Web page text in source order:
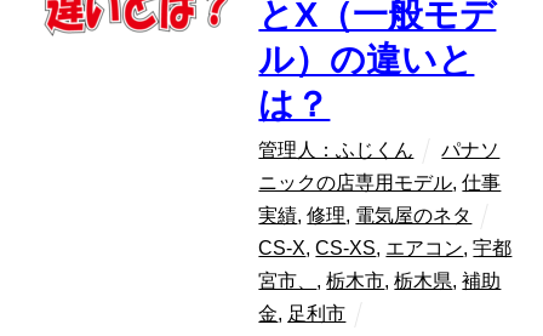
とX（一般モデ
ル）の違いと
は？
管理人：ふじくん
パナソ
ニックの店専用モデル,仕事
実績,修理, 電気屋のネタ
CS-X,CS-XS, エアコン,宇都
宮市、 ,栃木市,栃木県,補助
金, 足利市